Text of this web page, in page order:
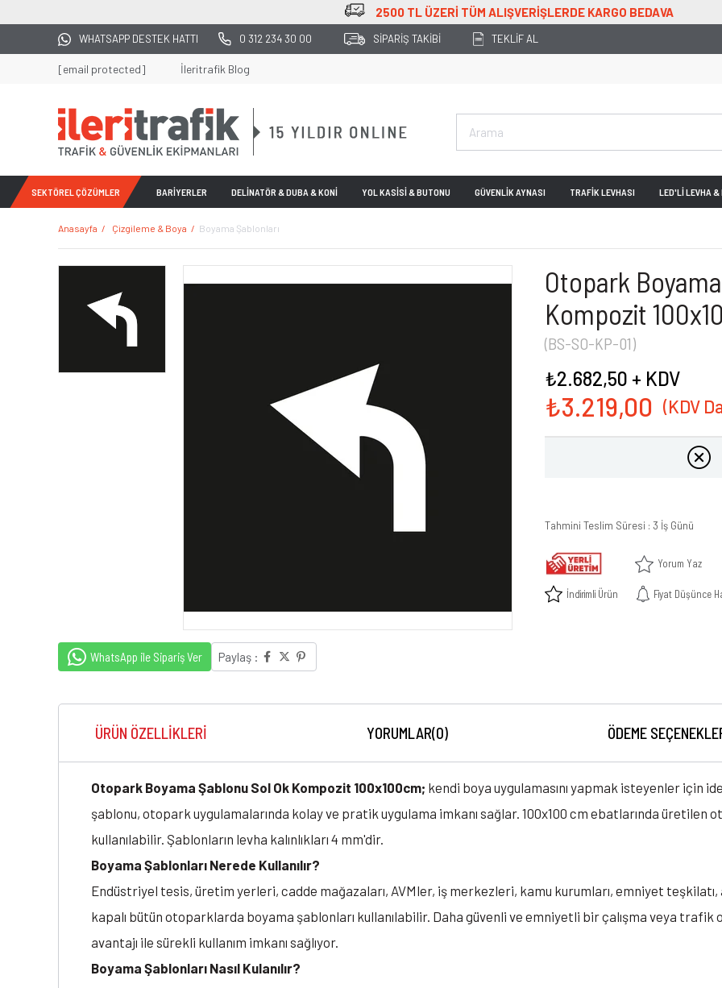
2500 TL ÜZERİ TÜM ALIŞVERİŞLERDE KARGO BEDAVA
WHATSAPP DESTEK HATTI 0 312 234 30 00 SİPARİŞ TAKİBİ TEKLİF AL
[email protected] İleritrafik Blog
SEKTÖREL ÇÖZÜMLER BARİYERLER DELİNATÖR & DUBA & KONİ YOL KASİSİ & BUTONU GÜVENLİK AYNASI TRAFİK LEVHASI LED'Lİ LEVHA &
Anasayfa Çizgileme & Boya Boyama Şablonları
WhatsApp ile Sipariş Ver Paylaş :
Otopark
Kompozit
(BS-SO-KP-01)
₺3.219,00
₺2.682,50 + KDV
Tahmini Teslim Süresi : 3 İş Günü
Yorum Yaz
İndirimli Ürün Fiyat Düşünce
ÜRÜN ÖZELLIKLERI YORUMLAR(0) ÖDEME
Otopark Boyama Şablonu Sol Ok Kompozit 100x100cm; kendi boya uygulamasını yapmak isteyenler için
şablonu, otopark uygulamalarında kolay ve pratik uygulama imkanı sağlar. 100x100 cm ebatlarında üretilen
kullanılabilir. Şablonların levha kalınlıkları 4 mm'dir.
Boyama Şablonları Nerede Kullanılır?
Endüstriyel tesis, üretim yerleri, cadde mağazaları, AVMler, iş merkezleri, kamu kurumları, emniyet
kapalı bütün otoparklarda boyama şablonları kullanılabilir. Daha güvenli ve emniyetli bir çalışma veya trafik
avantajı ile sürekli kullanım imkanı sağlıyor.
Boyama Şablonları Nasıl Kulanılır?